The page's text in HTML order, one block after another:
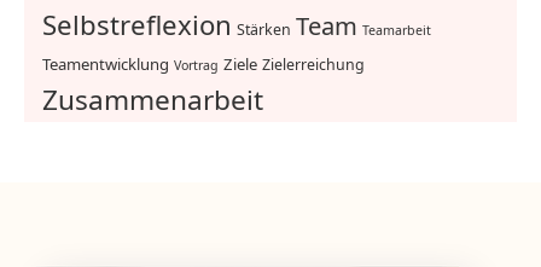
Selbstreflexion Stärken Team Teamarbeit
Teamentwicklung Vortrag Ziele Zielerreichung
Zusammenarbeit